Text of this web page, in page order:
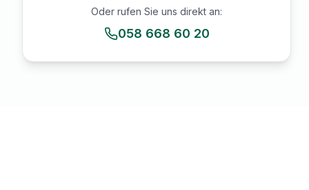
Oder rufen Sie uns direkt an:
058 668 60 20